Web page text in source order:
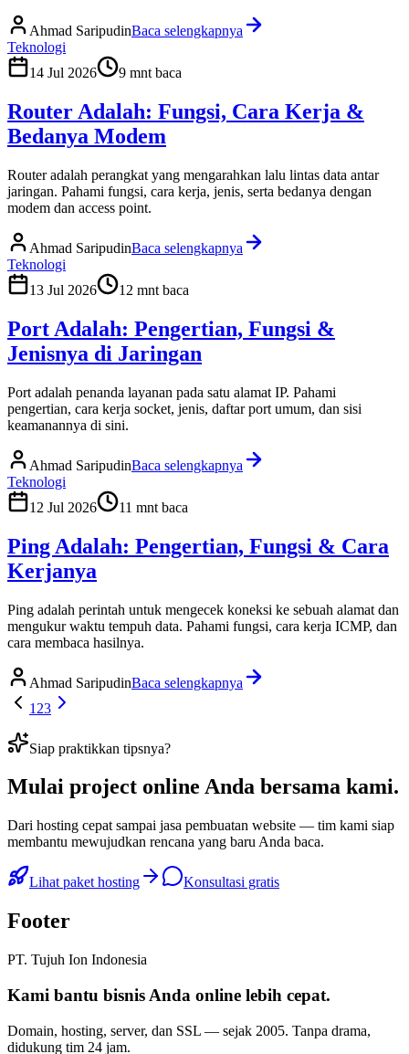
Ahmad SaripudinBaca selengkapnya
Teknologi
14 Jul 2026
9 mnt baca
Router Adalah: Fungsi, Cara Kerja &
Bedanya Modem
Router adalah perangkat yang mengarahkan lalu lintas data antar
jaringan. Pahami fungsi, cara kerja, jenis, serta bedanya dengan
modem dan access point.
Ahmad SaripudinBaca selengkapnya
Teknologi
13 Jul 2026
12 mnt baca
Port Adalah: Pengertian, Fungsi &
Jenisnya di Jaringan
Port adalah penanda layanan pada satu alamat IP. Pahami
pengertian, cara kerja socket, jenis, daftar port umum, dan sisi
keamanannya di sini.
Ahmad SaripudinBaca selengkapnya
Teknologi
12 Jul 2026
11 mnt baca
Ping Adalah: Pengertian, Fungsi & Cara
Kerjanya
Ping adalah perintah untuk mengecek koneksi ke sebuah alamat dan
mengukur waktu tempuh data. Pahami fungsi, cara kerja ICMP, dan
cara membaca hasilnya.
Ahmad SaripudinBaca selengkapnya
1 23
Siap praktikkan tipsnya?
Mulai project online Anda bersama kami.
Dari hosting cepat sampai jasa pembuatan website — tim kami siap
membantu mewujudkan rencana yang baru Anda baca.
Lihat paket hosting Konsultasi gratis
Footer
PT. Tujuh Ion Indonesia
Kami bantu bisnis Anda online lebih cepat.
Domain, hosting, server, dan SSL — sejak 2005. Tanpa drama,
didukung tim 24 jam.